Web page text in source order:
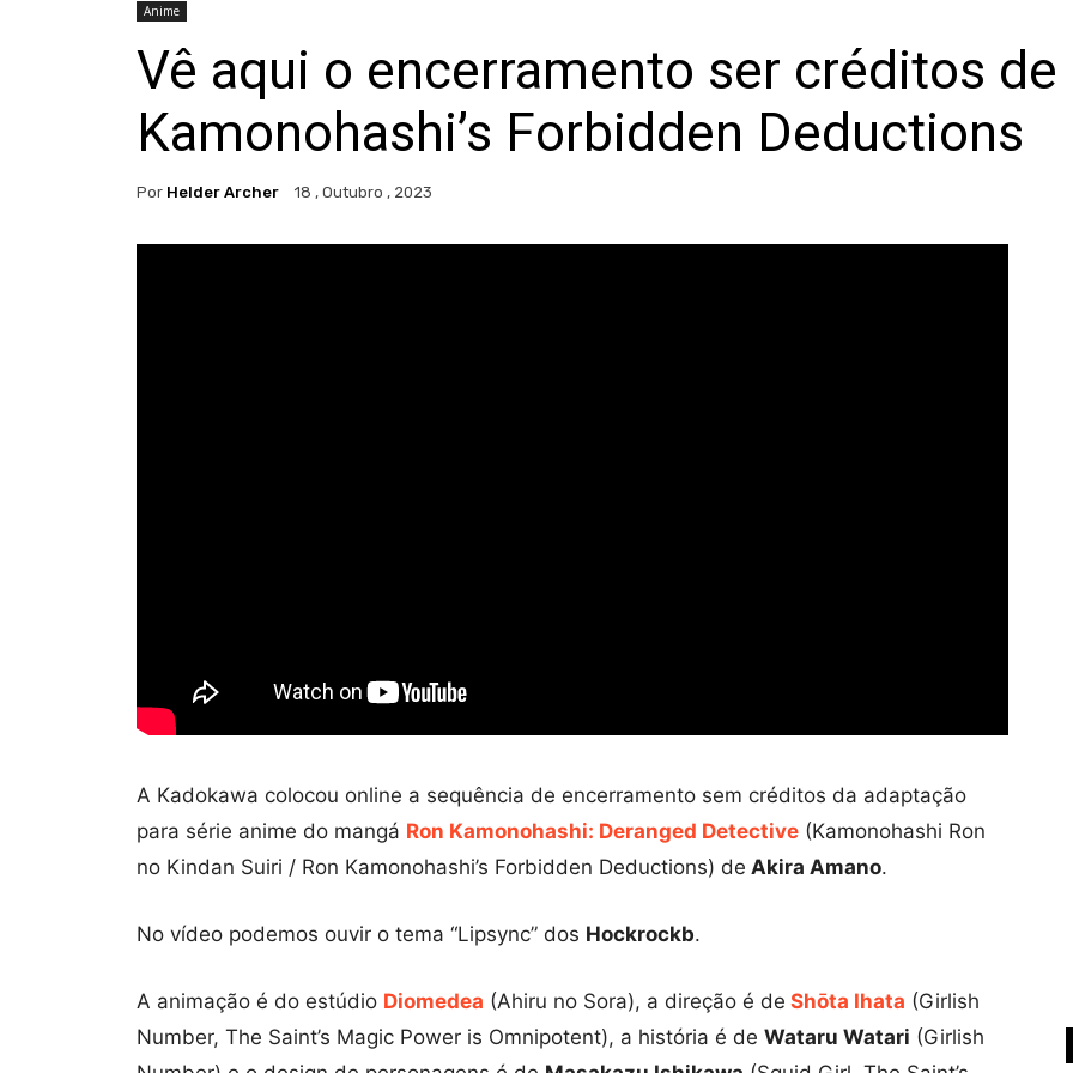
Anime
Vê aqui o encerramento ser créditos de
Kamonohashi’s Forbidden Deductions
Por Helder Archer 18 , Outubro , 2023
A Kadokawa colocou online a sequência de encerramento sem créditos da adaptação
para série anime do mangá Ron Kamonohashi: Deranged Detective (Kamonohashi Ron
no Kindan Suiri / Ron Kamonohashi’s Forbidden Deductions) de Akira Amano.
No vídeo podemos ouvir o tema “Lipsync” dos Hockrockb.
A animação é do estúdio Diomedea (Ahiru no Sora), a direção é de Shōta Ihata (Girlish
Number, The Saint’s Magic Power is Omnipotent), a história é de Wataru Watari (Girlish